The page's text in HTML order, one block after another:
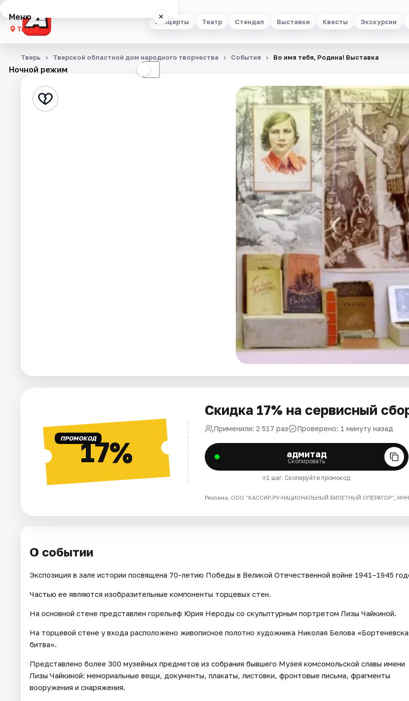
Концерты Театр Стендап Выставки Квесты Экскурсии
Меню ×
Тверь
Концерты
Стендап
Ночной режим ☾
Тверь Тверской областной дом народного творчества События Во имя тебя, Родина! Выставка
ПРОМОКОД17%
Скидка 17% на сервисный
Применили: 2 517 раз Проверено: 1 минуту назад
адмитад
Скопировать
1 шаг. Скопируйте промокод
Реклама. ООО "КАССИР.РУ-НАЦИОНАЛЬНЫЙ БИЛЕТНЫЙ ОПЕРАТОР", ИНН:
О событии
Экспозиция в зале истории посвящена 70-летию Победы в Великой Отечественной войне 1941–1945
Частью ее являются изобразительные компоненты торцевых стен.
На основной стене представлен горельеф Юрия Нероды со скульптурным портретом Лизы Чайкиной.
На торцевой стене у входа расположено живописное полотно художника Николая Белова
битва».
Представлено более 300 музейных предметов из собрания бывшего Музея комсомольской славы имени
Лизы Чайкиной: мемориальные вещи, документы, плакаты, листовки, фронтовые письма, фрагменты
вооружения и снаряжения.